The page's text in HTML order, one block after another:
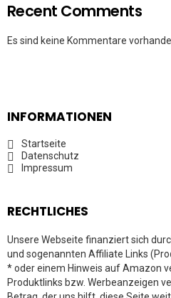
Recent Comments
Es sind keine Kommentare
INFORMATIONEN
Startseite
Datenschutz
Impressum
RECHTLICHES
Unsere Webseite finanziert sich
und sogenannten Affiliate Links
* oder einem Hinweis auf Amazon
Produktlinks bzw. Werbeanzeigen